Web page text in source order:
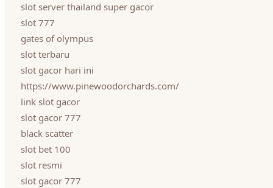
slot server thailand super gacor
slot 777
gates of olympus
slot terbaru
slot gacor hari ini
https://www.pinewoodorchards.com/
link slot gacor
slot gacor 777
black scatter
slot bet 100
slot resmi
slot gacor 777